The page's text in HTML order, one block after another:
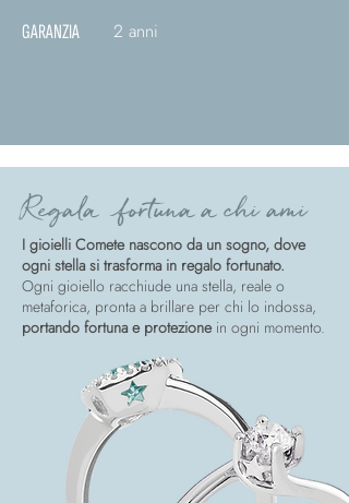
GARANZIA 2 anni
Regala fortuna a chi ami
I gioielli Comete nascono da un sogno, dove
ogni stella si trasforma in regalo fortunato.
Ogni gioiello racchiude una stella, reale o
metaforica, pronta a brillare per chi lo indossa,
portando fortuna e protezione in ogni momento.